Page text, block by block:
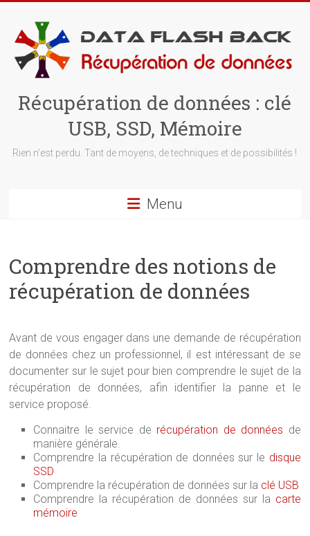
content
Récupération de données : clé
USB, SSD, Mémoire
Rien n’est perdu. Tant de moyens, de techniques et de possibilités !
Menu
Comprendre des notions de
récupération de données
Avant de vous engager dans une demande de récupération
de données chez un professionnel, il est intéressant de se
documenter sur le sujet pour bien comprendre le sujet de la
récupération de données, afin identifier la panne et le
service proposé.
Connaitre le service de récupération de données de
manière générale.
Comprendre la récupération de données sur le disque
SSD
Comprendre la récupération de données sur la clé USB
Comprendre la récupération de données sur la carte
mémoire